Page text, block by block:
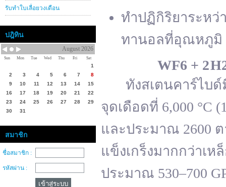
รับทำใบเลื่อยวงเดือน
ปฎิทิน
August 2026
Sun Mon Tue Wed Thu Fri Sat
1
2
3 4 5 6 7
8
9
10 11 12 13 14
15
16
17 18 19 20 21
22
23
24 25 26 27 28
29
30
31
สมาชิก
ชื่อสมาชิก :
รหัสผ่าน :
ทำปฏิกิริยาระหว่
ทานอลที่อุณหภูมิ
WF6 + 2 H
ทังสเตนคาร์ไบด์มี
จุดเดือดที่ 6,000 °C
และประมาณ 2600
แข็งเกร็งมากกว่าเ
ประมาณ 530–700